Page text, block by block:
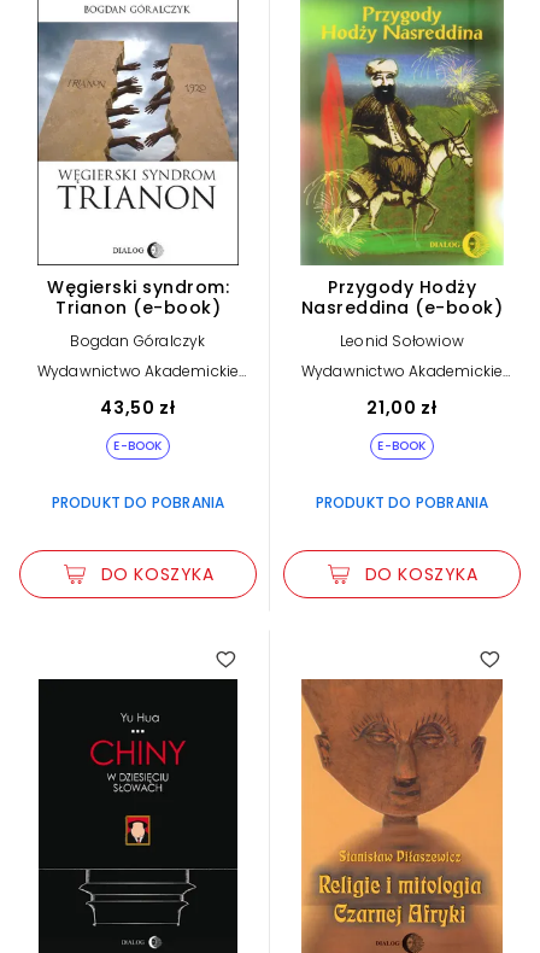
Węgierski syndrom:
Trianon (e-book)
Bogdan Góralczyk
Wydawnictwo Akademickie
43,50 zł
E-BOOK
PRODUKT DO POBRANIA
DO KOSZYKA
Przygody Hodży
Nasreddina (e-book)
Leonid Sołowiow
Wydawnictwo Akademickie
21,00 zł
E-BOOK
PRODUKT DO POBRANIA
DO KOSZYKA